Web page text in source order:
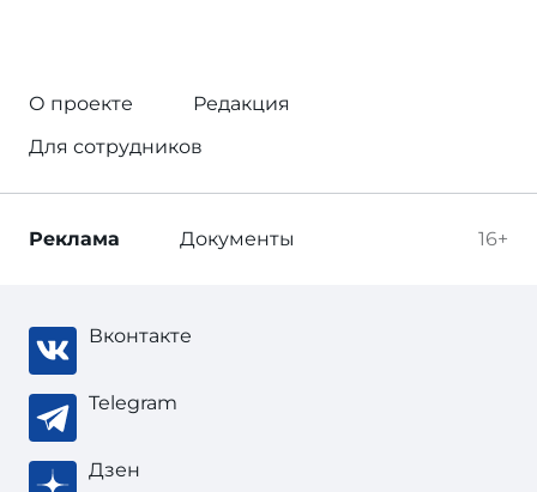
О проекте
Редакция
Для сотрудников
16+
Реклама Документы
Вконтакте
Telegram
Дзен